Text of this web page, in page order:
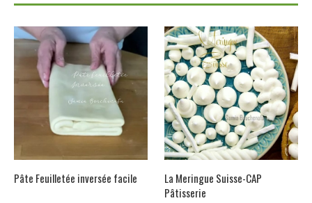
Pâte Feuilletée inversée facile
La Meringue Suisse-CAP
Pâtisserie